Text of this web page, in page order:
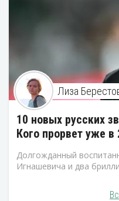
Лиза
10 новых русских
Кого прорвет уже в
Долгожданный
Игнашевича и два